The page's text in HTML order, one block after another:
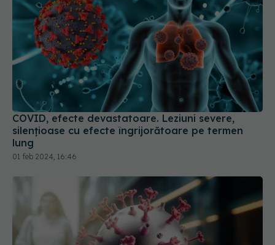
COVID, efecte devastatoare. Leziuni severe,
silențioase cu efecte îngrijorătoare pe termen
lung
01 feb 2024, 16:46